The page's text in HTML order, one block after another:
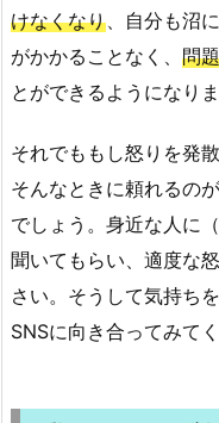
けなくなり 、自分も沼
がかかることなく、 問
とができるようになりま
それでももし怒りを発
そんなときに頼れるの
でしょう。身近な人に
聞いてもらい、適度な
さい。そうして気持ち
SNSに向き合ってみてく